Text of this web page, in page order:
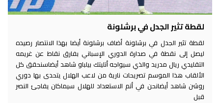
لقطة تثير الجدل في برشلونة
لقطة تثير الجدل في برشلونة أضاف برشلونة أيضا بهذا الانتصار رصيده
ليصل إلى نقطة في صدارة الدوري الإسباني بفارق نقاط عن غريمه
التقليدي ريال مدريد والذي سيواجه أتليتك بيلباو شاهد أيضاسنحقق كل
الألقاب هذا الموسم تصريحات نارية من لاعب الهلال يتحدى بها دوري
روشن شاهد أيضانحن في أتم الاستعداد للهلال سيماكان يفاجئ النصر
قبل